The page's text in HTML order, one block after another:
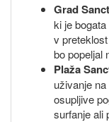
Grad
ki je
v
bo popeljal
Plaža
uživanje
osupljive
surfanje ali